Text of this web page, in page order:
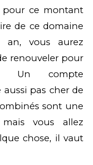
ce montant
de ce domaine
vous aurez
renouveler pour
Un compte
pas cher de
sont une
vous allez
chose, il vaut